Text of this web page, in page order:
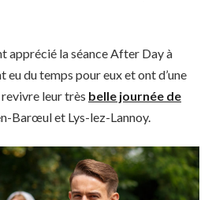
apprécié la séance After Day à
eu du temps pour eux et ont d’une
leur très belle journée de
Barœul et Lys-lez-Lannoy.